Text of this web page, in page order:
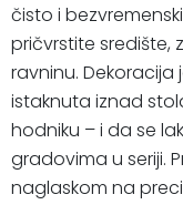
čisto i
pričvrstite
ravninu.
istaknuta iznad
hodniku – i da se
gradovima u seriji.
naglaskom na